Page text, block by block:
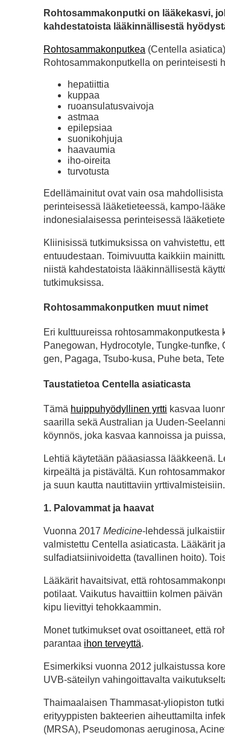
Rohtosammakonputki on lääkekasvi,
kahdestatoista lääkinnällisestä
Rohtosammakonputkea (Centella
Rohtosammakonputkella on perinteisesti
hepatiittia
kuppaa
ruoansulatusvaivoja
astmaa
epilepsiaa
suonikohjuja
haavaumia
iho-oireita
turvotusta
Edellämainitut ovat vain osa
perinteisessä lääketieteessä, kampo-
indonesialaisessa perinteisessä
Kliinisissä tutkimuksissa on vahvistettu,
entuudestaan. Toimivuutta kaikkiin
niistä kahdestatoista lääkinnällisestä
tutkimuksissa.
Rohtosammakonputken muut nimet
Eri kulttuureissa
Panegowan, Hydrocotyle, Tungke-
gen, Pagaga, Tsubo-kusa, Puhe beta,
Taustatietoa Centella asiaticasta
Tämä huippuhyödyllinen yrtti kasvaa
saarilla sekä Australian ja Uuden-
köynnös, joka kasvaa kannoissa ja
Lehtiä käytetään pääasiassa lääkkeenä.
kirpeältä ja pistävältä. Kun
ja suun kautta nautittaviin yrttivalmisteisiin.
1. Palovammat ja haavat
Vuonna 2017 Medicine-lehdessä
valmistettu Centella asiaticasta. Lääkärit
sulfadiatsiinivoidetta (tavallinen hoito).
Lääkärit havaitsivat, että
potilaat. Vaikutus havaittiin kolmen
kipu lievittyi tehokkaammin.
Monet tutkimukset ovat osoittaneet, että
parantaa ihon terveyttä.
Esimerkiksi vuonna 2012 julkaistussa
UVB-säteilyn vahingoittavalta
Thaimaalaisen Thammasat-yliopiston
erityyppisten bakteerien aiheuttamilta
(MRSA), Pseudomonas aeruginosa,